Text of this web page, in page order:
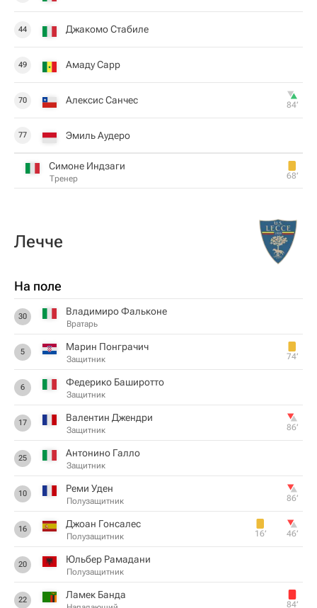
44 Джакомо Стабиле
49 Амаду Сарр
70 Алексис Санчес 84‎’‎
77 Эмиль Аудеро
Симоне Индзаги
Тренер 68‎’‎
Лечче
На поле
30 Владимиро Фальконе
Вратарь
5 Марин Понграчич
Защитник 74‎’‎
6 Федерико Баширотто
Защитник
17 Валентин Джендри
Защитник 86‎’‎
25 Антонино Галло
Защитник
10 Реми Уден
Полузащитник 86‎’‎
16 Джоан Гонсалес
Полузащитник 16‎’‎ 46‎’‎
20 Юльбер Рамадани
Полузащитник
22 Ламек Банда
84‎’‎